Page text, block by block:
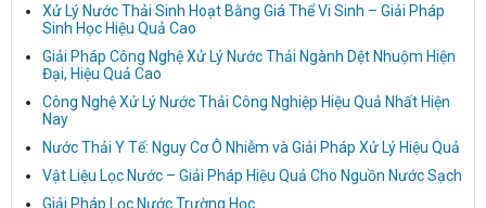
Xử Lý Nước Thải Sinh Hoạt Bằng Giá Thể Vi Sinh – Giải Pháp
Sinh Học Hiệu Quả Cao
Giải Pháp Công Nghệ Xử Lý Nước Thải Ngành Dệt Nhuộm Hiện
Đại, Hiệu Quả Cao
Công Nghệ Xử Lý Nước Thải Công Nghiệp Hiệu Quả Nhất Hiện
Nay
Nước Thải Y Tế: Nguy Cơ Ô Nhiễm và Giải Pháp Xử Lý Hiệu Quả
Vật Liệu Lọc Nước – Giải Pháp Hiệu Quả Cho Nguồn Nước Sạch
Giải Pháp Lọc Nước Trường Học